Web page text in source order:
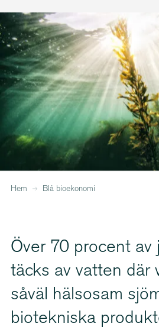
Hem Blå bioekonomi
Över 70 procent av
täcks av vatten där
såväl hälsosam
biotekniska